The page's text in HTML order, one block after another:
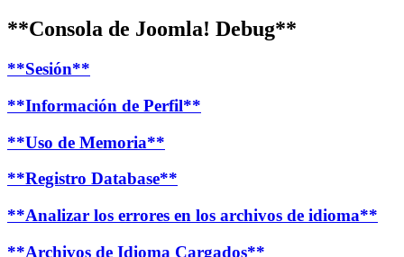
**Consola de Joomla! Debug**
**Sesión**
**Información de Perfil**
**Uso de Memoria**
**Registro Database**
**Analizar los errores en los archivos de idioma**
**Archivos de Idioma Cargados**